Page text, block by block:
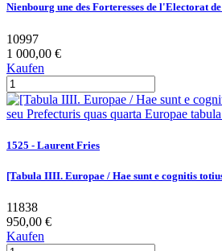
Nienbourg une des Forteresses de l'Electorat
10997
1 000,00 €
Kaufen
1525 - Laurent Fries
[Tabula IIII. Europae / Hae sunt e cognitis
11838
950,00 €
Kaufen